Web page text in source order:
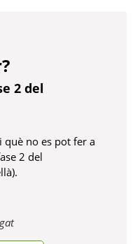
2 del
què no es pot fer a
2 del
Obre